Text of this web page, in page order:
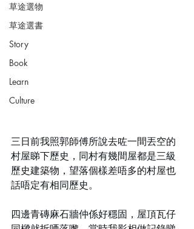
草途選物
草途選書
Story
Book
Learn
Culture
三日前我照郭師傅所說去咗一間丟空的
村屋睇下歷史，同村有幾間屋都是三級
歷史建築物，望落個樣差唔多的村屋也
話唔定有相同歷史。
四邊青磚麻石牆仲係好穩固，屋頂瓦仔